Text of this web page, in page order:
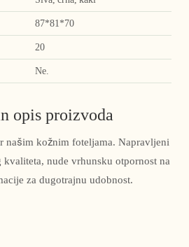
87*81*70
20
Ne.
opis proizvoda
našim kožnim foteljama. Napravljeni
nude vrhunsku otpornost na
za dugotrajnu udobnost.